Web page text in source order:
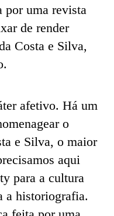
por uma revista
de render
Costa e Silva,
afetivo. Há um
o
e Silva, o maior
aqui
para a cultura
a historiografia.